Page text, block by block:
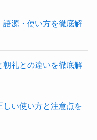
語源・使い方を徹底解
朝礼との違いを徹底解
しい使い方と注意点を